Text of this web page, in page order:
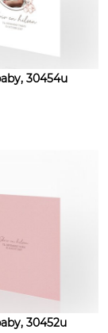
30454u
30452u